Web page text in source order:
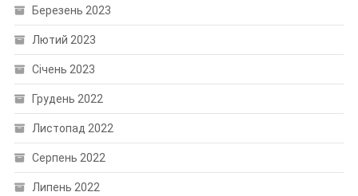
Березень 2023
Лютий 2023
Січень 2023
Грудень 2022
Листопад 2022
Серпень 2022
Липень 2022